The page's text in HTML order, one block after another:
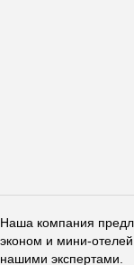
Наша компания
эконом и мини-
нашими экспертами.